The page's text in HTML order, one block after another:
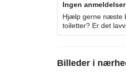
Ingen
Hjælp gerne næste
toiletter? Er det
Billeder i